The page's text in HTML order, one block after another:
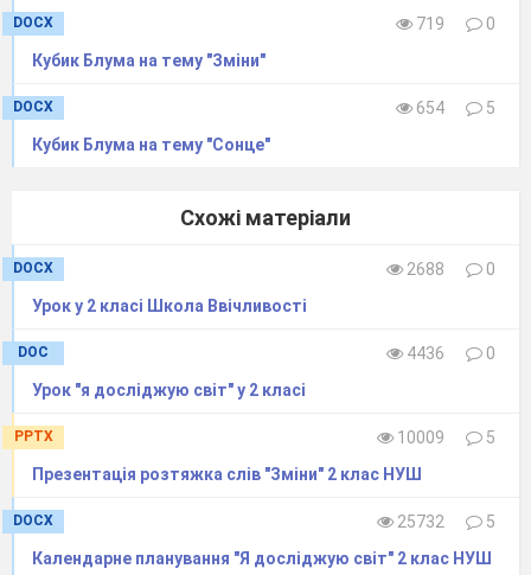
4
джерелах за
поведінки під час
DOCX 719
0
Кубик Блума на тему "Зміни"
DOCX 654
5
Кубик Блума на тему "Сонце"
Схожі матеріали
DOCX 2688
0
Урок у 2 класі Школа Ввічливості
DOC 4436
0
Урок "я досліджую світ" у 2 класі
PPTX 10009
5
Презентація розтяжка слів "Зміни" 2 клас НУШ
DOCX 25732
5
Календарне планування "Я досліджую світ" 2 клас НУШ